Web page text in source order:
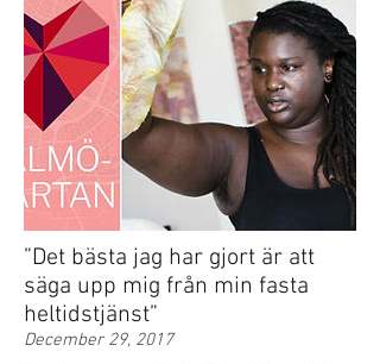
”Det bästa jag har gjort är att
säga upp mig från min fasta
heltidstjänst”
December 29, 2017